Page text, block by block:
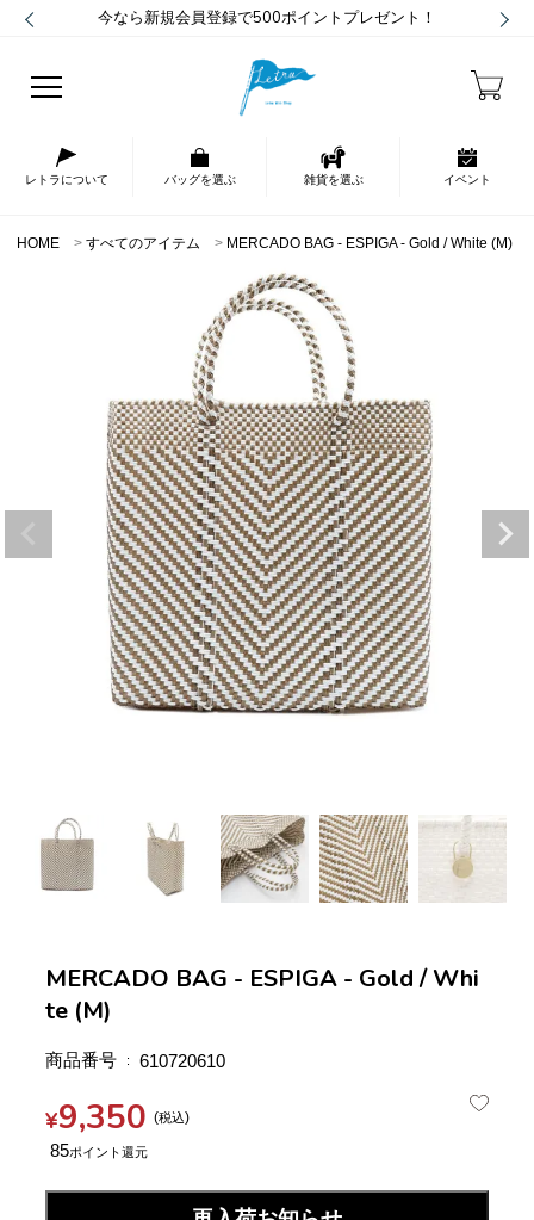
今なら新規会員登録で500ポイントプレゼント！
レトラについて バッグを選ぶ 雑貨を選ぶ イベント
HOME すべてのアイテム MERCADO BAG - ESPIGA - Gold / White (M)
MERCADO BAG - ESPIGA - Gold / Whi
te (M)
商品番号 610720610
¥9,350 税込
85